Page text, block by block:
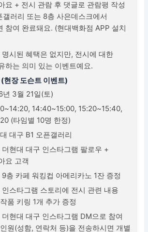
요 + 전시 관람 후 댓글로 관람평 작성
갤러리 또는 8층 사은데스크에서
참여 완료돼요. (현대백화점 APP 설치
시된 혜택은 없지만, 전시에 대한
하는 의미 있는 이벤트예요.
현장 도슨트 이벤트)
년 3월 21일(토)
14:40~15:00, 15:20~15:40,
(타임별 10명 한정)
대구 B1 오픈갤러리
더현대 대구 인스타그램 팔로우 +
요 고객
층 카페 워킹컵 아메리카노 1잔 증정
인스타그램 스토리에 전시 관련 내용
품 키링 1개 추가 증정
더현대 대구 인스타그램 DM으로 참여
원(성함, 연락처 등)을 전송하시면 개별